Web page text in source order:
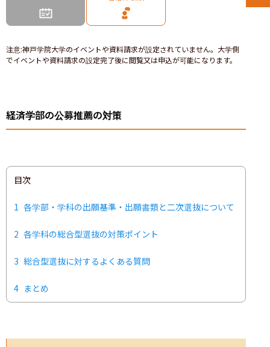
注意:神戸学院大学のイベントや資料請求が設定されていません。大学側
でイベントや資料請求の設定完了後に閲覧又は申込が可能になります。
経済学部の公募推薦の対策
目次
1 各学部・学科の出願基準・出願書類と二次選抜について
2 各学科の総合型選抜の対策ポイント
3 総合型選抜に対するよくある質問
4 まとめ